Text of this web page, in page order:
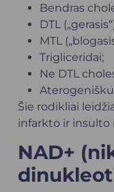
Bendras
DTL
MTL
Trigliceridai;
Ne DTL
Šie rodikliai
infarkto ir insulto
NAD+